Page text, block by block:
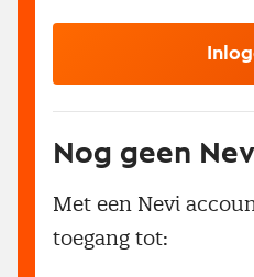
Nog geen
Met een Nevi
toegang tot: